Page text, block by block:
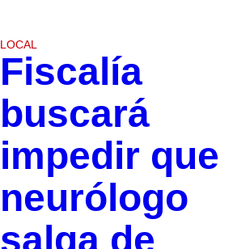
LOCAL
Fiscalía
buscará
impedir que
neurólogo
salga de